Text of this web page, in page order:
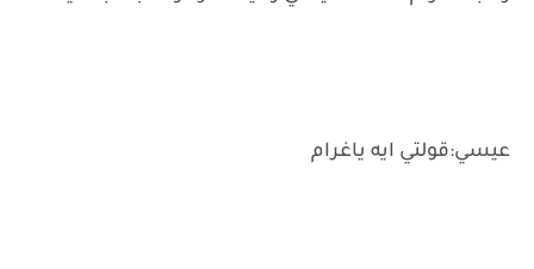
عيسي:قولتي ايه ياغرام